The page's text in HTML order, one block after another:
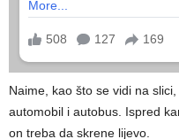
Naime, kao što se vidi na
automobil i autobus. Ispred
on treba da skrene lijevo.